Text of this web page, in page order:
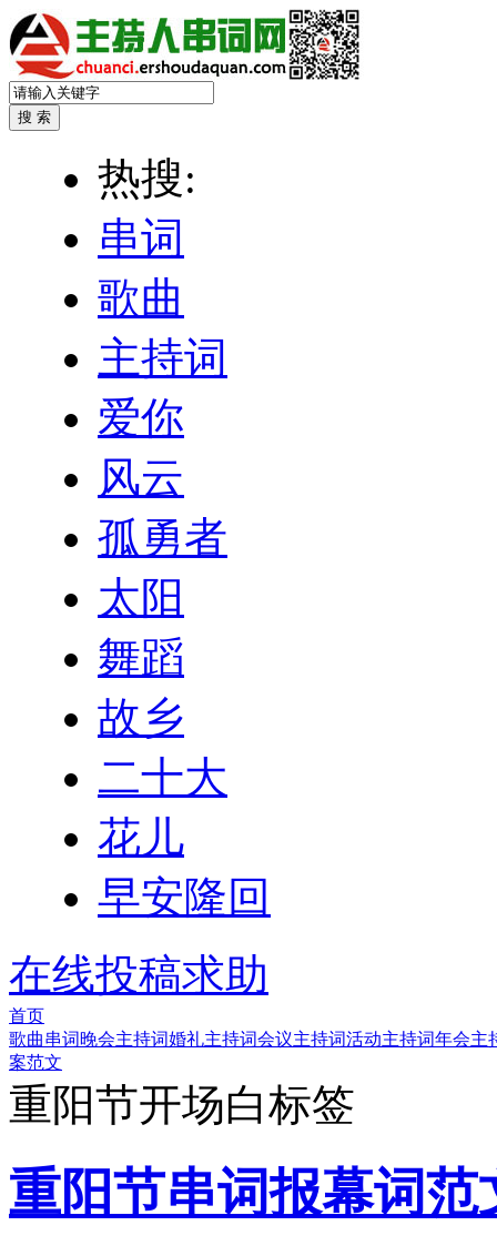
热搜:
串词
歌曲
主持词
爱你
风云
孤勇者
太阳
舞蹈
故乡
二十大
花儿
早安隆回
在线投稿求助
首页
歌曲串词晚会主持词婚礼主持词会议主持词活动主持词年会主
案范文
重阳节开场白标签
重阳节串词报幕词范